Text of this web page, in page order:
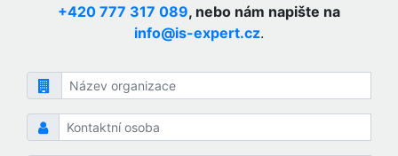
+420 777 317 089, nebo nám napište na
info@is-expert.cz.